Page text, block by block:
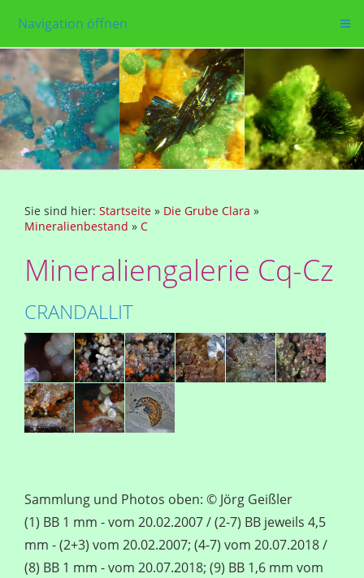
Navigation öffnen
Sie sind hier: Startseite » Die Grube Clara »
Mineralienbestand » C
Mineraliengalerie Cq-Cz
CRANDALLIT
Sammlung und Photos oben: © Jörg Geißler
(1) BB 1 mm - vom 20.02.2007 / (2-7) BB jeweils 4,5
mm - (2+3) vom 20.02.2007; (4-7) vom 20.07.2018 /
(8) BB 1 mm - vom 20.07.2018; (9) BB 1,6 mm vom